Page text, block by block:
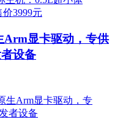
Arm显卡驱动，专供
设备